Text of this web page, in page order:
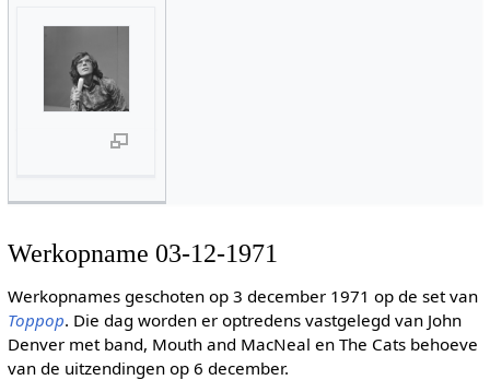
Werkopname 03-12-1971
Werkopnames geschoten op 3 december 1971 op de set van
Toppop. Die dag worden er optredens vastgelegd van John
Denver met band, Mouth and MacNeal en The Cats behoeve
van de uitzendingen op 6 december.